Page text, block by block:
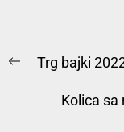
Trg bajki
Kolica sa